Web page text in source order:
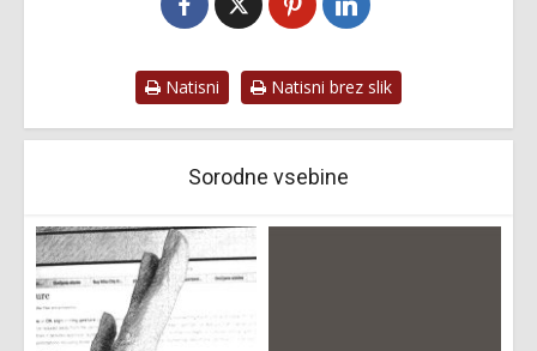
Natisni Natisni brez slik
Sorodne vsebine